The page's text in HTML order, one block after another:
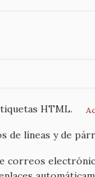
HTML.
de líneas y de
correos